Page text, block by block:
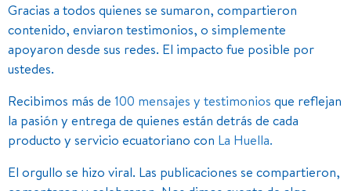
Gracias a todos quienes se sumaron, compartieron
contenido, enviaron testimonios, o simplemente
apoyaron desde sus redes. El impacto fue posible por
ustedes.
Recibimos más de 100 mensajes y testimonios que reflejan
la pasión y entrega de quienes están detrás de cada
producto y servicio ecuatoriano con La Huella.
El orgullo se hizo viral. Las publicaciones se compartieron,